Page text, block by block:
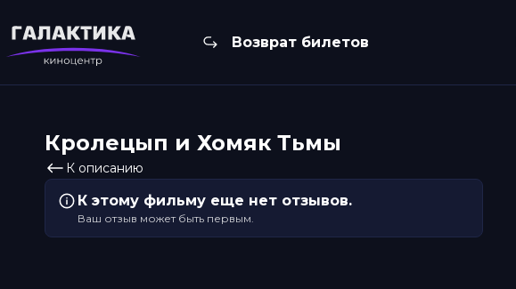
Возврат билетов
Кролецып и Хомяк Тьмы
К описанию
К этому фильму еще нет отзывов.
Ваш отзыв может быть первым.